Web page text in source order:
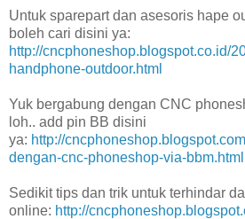
Untuk sparepart dan asesoris hape
boleh cari disini ya:
http://cncphoneshop.blogspot.co.id/
handphone-outdoor.html
Yuk bergabung dengan CNC
loh.. add pin BB disini
ya: http://
dengan-cnc-phoneshop-via-bbm.html
Sedikit tips dan trik untuk terhindar
online: http://